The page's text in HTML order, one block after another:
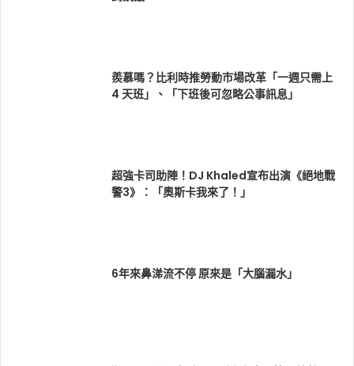
羨慕嗎？比利時推勞動市場改革「一週只需上
4 天班」、「下班後可忽略公事訊息」
超強卡司助陣！DJ Khaled宣布出演《絕地戰
警3》：「奧斯卡我來了！」
6年來鼻涕流不停 原來是「大腦漏水」